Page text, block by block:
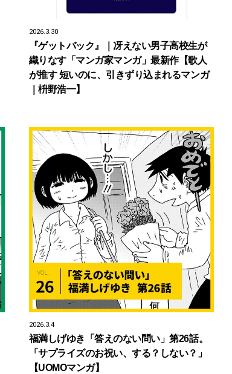
2026.3.30
『ゲットバック』｜冴えない男子高校生が
織りなす「マンガ家マンガ」最新作【歌人
が推す 短いのに、引きずり込まれるマンガ
｜枡野浩一】
2026.3.4
福満しげゆき「答えのない問い」第26話。
「サプライズのお祝い、する？しない？」
【UOMOマンガ】